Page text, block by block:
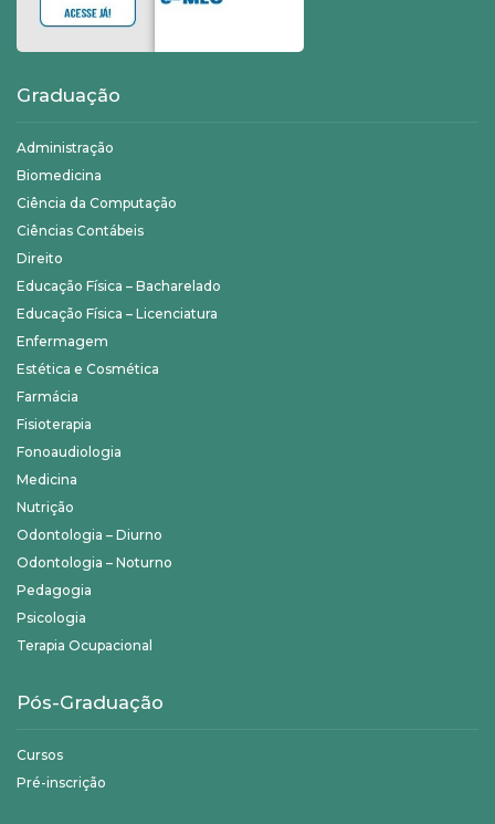
Graduação
Administração
Biomedicina
Ciência da Computação
Ciências Contábeis
Direito
Educação Física – Bacharelado
Educação Física – Licenciatura
Enfermagem
Estética e Cosmética
Farmácia
Fisioterapia
Fonoaudiologia
Medicina
Nutrição
Odontologia – Diurno
Odontologia – Noturno
Pedagogia
Psicologia
Terapia Ocupacional
Pós-Graduação
Cursos
Pré-inscrição